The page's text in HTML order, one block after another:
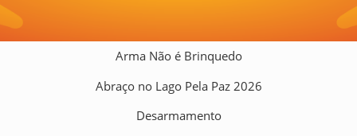
Arma Não é Brinquedo
Abraço no Lago Pela Paz 2026
Desarmamento